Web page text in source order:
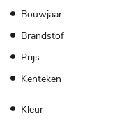
Bouwjaar
Brandstof
Prijs
Kenteken
Kleur